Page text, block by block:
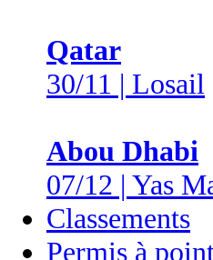
Qatar
30/11 | Losail
Abou Dhabi
07/12 | Yas
Classements
Permis à